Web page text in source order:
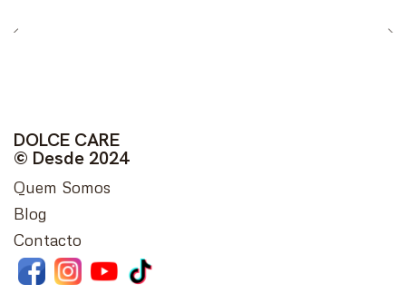
DOLCE CARE
© Desde 2024
Quem Somos
Blog
Contacto